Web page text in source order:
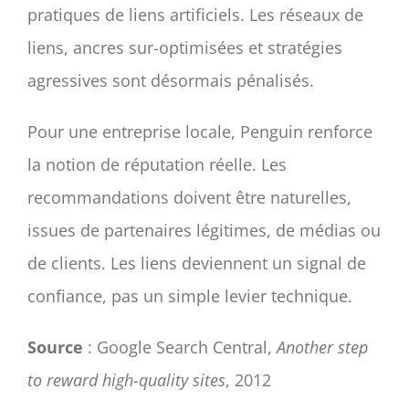
pratiques de liens artificiels. Les réseaux de
liens, ancres sur-optimisées et stratégies
agressives sont désormais pénalisés.
Pour une entreprise locale, Penguin renforce
la notion de réputation réelle. Les
recommandations doivent être naturelles,
issues de partenaires légitimes, de médias ou
de clients. Les liens deviennent un signal de
confiance, pas un simple levier technique.
Source : Google Search Central,Another step
to reward high-quality sites, 2012